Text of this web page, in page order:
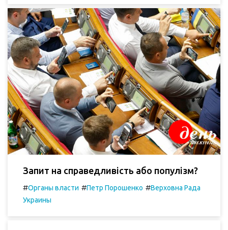
Запит на справедливість або популізм?
#Органы власти #Петр Порошенко #Верховна Рада
Украины